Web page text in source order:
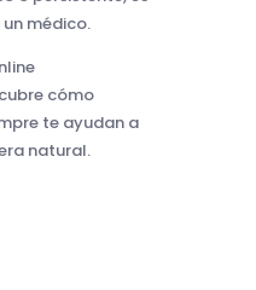
médico.
cómo
te ayudan a
natural.